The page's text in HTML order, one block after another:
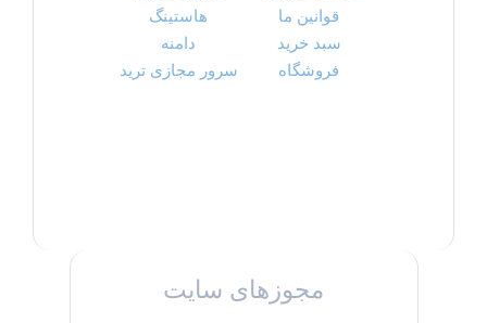
قوانین ما
سبد خرید
فروشگاه
هاستینگ
دامنه
سرور مجازی ترید
مجوزهای سایت